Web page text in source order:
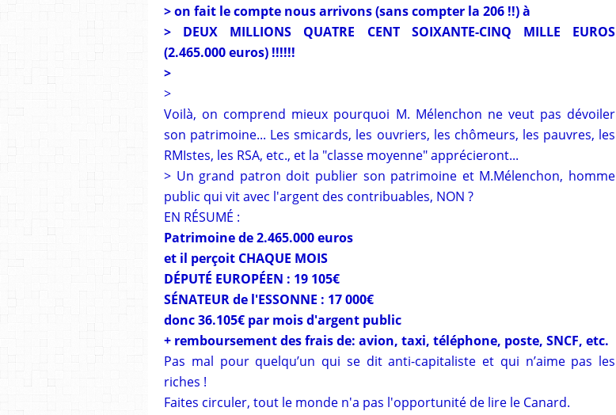
> on fait le compte nous arrivons (sans compter la 206 !!) à
> DEUX MILLIONS QUATRE CENT SOIXANTE-CINQ MILLE EUROS
(2.465.000 euros) !!!!!!
>
>
Voilà, on comprend mieux pourquoi M. Mélenchon ne veut pas dévoiler
son patrimoine... Les smicards, les ouvriers, les chômeurs, les pauvres, les
RMIstes, les RSA, etc., et la "classe moyenne" apprécieront...
> Un grand patron doit publier son patrimoine et M.Mélenchon, homme
public qui vit avec l'argent des contribuables, NON ?
EN RÉSUMÉ :
Patrimoine de 2.465.000 euros
et il perçoit CHAQUE MOIS
DÉPUTÉ EUROPÉEN : 19 105€
SÉNATEUR de l'ESSONNE : 17 000€
donc 36.105€ par mois d'argent public
+ remboursement des frais de: avion, taxi, téléphone, poste, SNCF, etc.
Pas mal pour quelqu’un qui se dit anti-capitaliste et qui n’aime pas les
riches !
Faites circuler, tout le monde n'a pas l'opportunité de lire le Canard.